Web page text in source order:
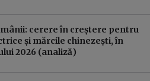
cerere în creștere pentru
și mărcile chinezești, în
2026 (analiză)